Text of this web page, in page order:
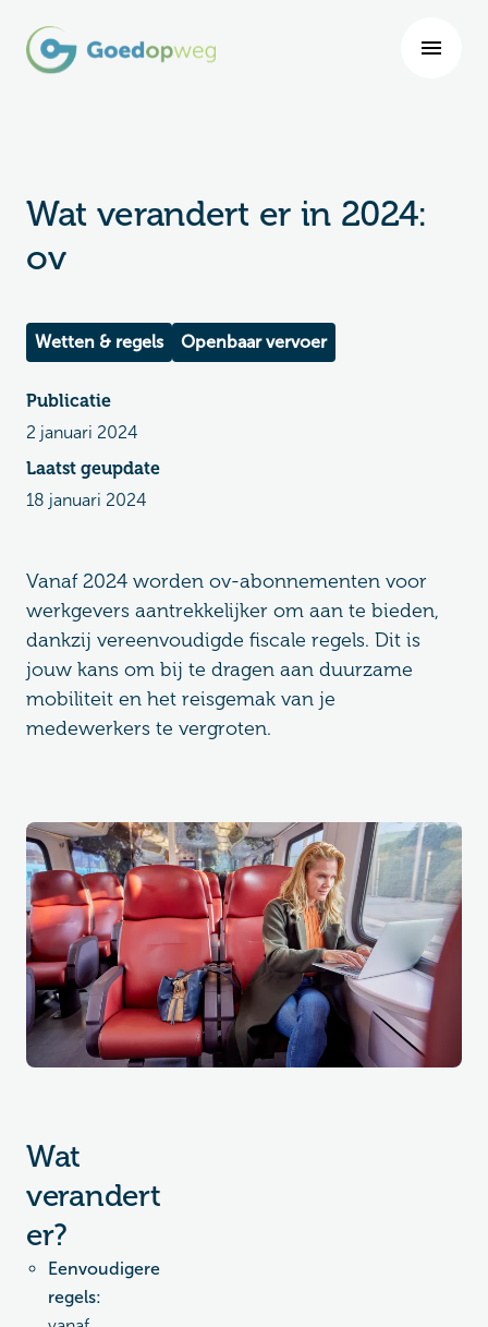
Wat verandert er in 2024:
ov
Wetten & regels Openbaar vervoer
Publicatie
2 januari 2024
Laatst geupdate
18 januari 2024
Vanaf 2024 worden ov-abonnementen voor
werkgevers aantrekkelijker om aan te bieden,
dankzij vereenvoudigde fiscale regels. Dit is
jouw kans om bij te dragen aan duurzame
mobiliteit en het reisgemak van je
medewerkers te vergroten.
Wat
verandert
er?
Eenvoudigere
regels: